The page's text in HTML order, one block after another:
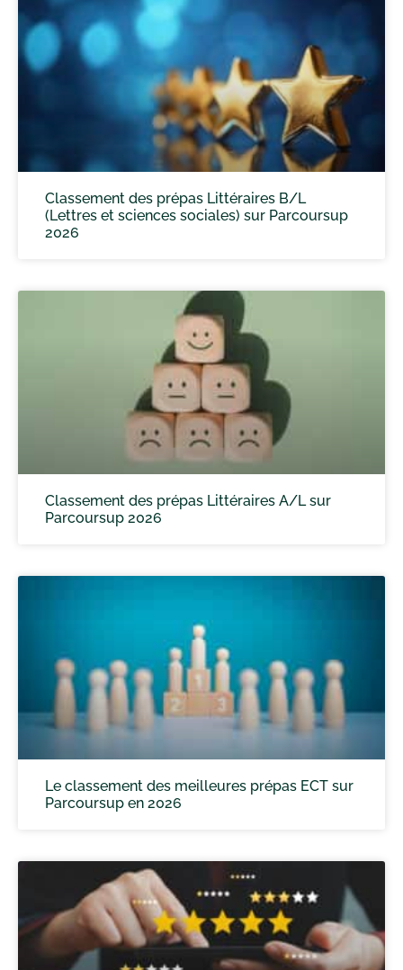
Classement des prépas Littéraires B/L
(Lettres et sciences sociales) sur Parcoursup
2026
Classement des prépas Littéraires A/L sur
Parcoursup 2026
Le classement des meilleures prépas ECT sur
Parcoursup en 2026